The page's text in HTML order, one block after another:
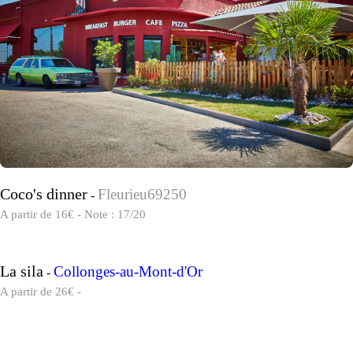
Coco's dinner - Fleurieu69250
A partir de 16€ - Note : 17/20
La sila - Collonges-au-Mont-d'Or
A partir de 26€ -